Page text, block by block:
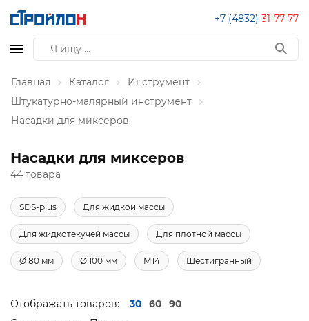
+7 (4832) 31-77-77
Главная Каталог
Инструмент
Штукатурно-малярный инструмент
Насадки для миксеров
Насадки для миксеров
44 товара
SDS-plus Для жидкой массы
Для жидкотекучей массы Для плотной массы
Ø 80 мм Ø 100 мм М14 Шестигранный
Отображать товаров: 30 60
90